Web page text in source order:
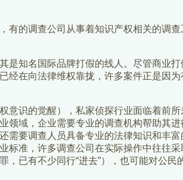
的调查公司从事着知识产权相关的调查
知名国际品牌打假的线人。尽管商业打
经在向法律维权靠拢，许多案件正是因为
识的觉醒），私家侦探行业面临着前所
领域，企业需要专业的调查机构帮助其进
需要调查人员具备专业的法律知识和丰富
标准，许多调查公司在实际操作中往往采
已有不少同行“进去”），也可能对公民